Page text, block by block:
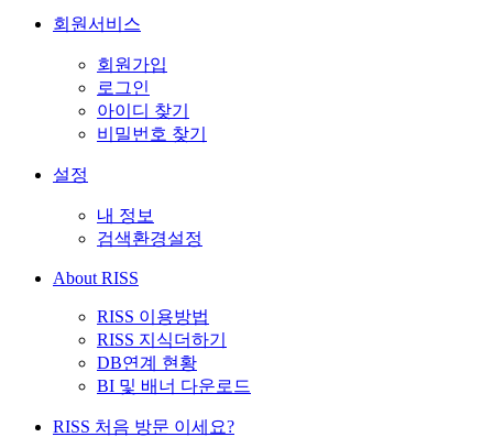
회원서비스
회원가입
로그인
아이디 찾기
비밀번호 찾기
설정
내 정보
검색환경설정
About RISS
RISS 이용방법
RISS 지식더하기
DB연계 현황
BI 및 배너 다운로드
RISS 처음 방문 이세요?